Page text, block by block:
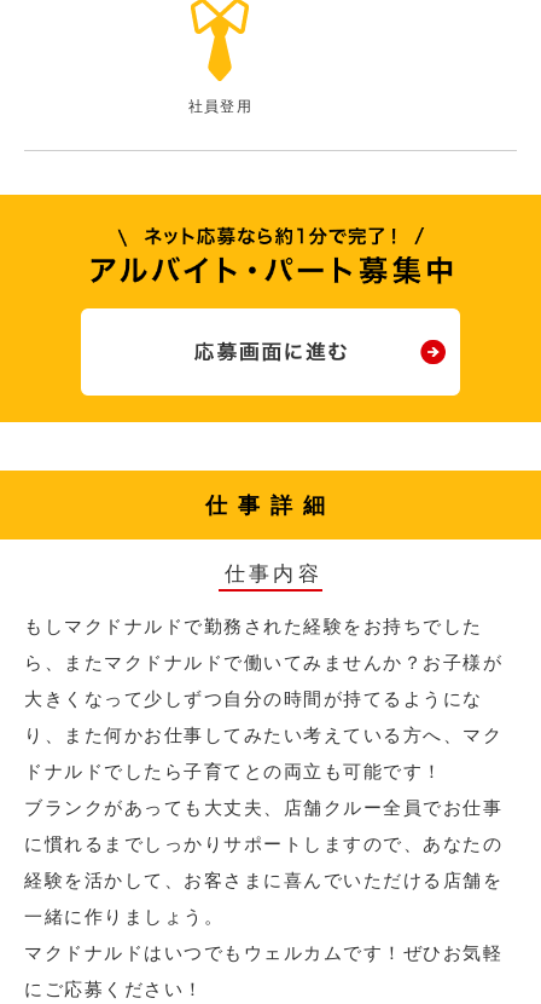
社員登用
仕事詳細
仕事内容
もしマクドナルドで勤務された経験をお持ちでした
ら、またマクドナルドで働いてみませんか？お子様が
大きくなって少しずつ自分の時間が持てるようにな
り、また何かお仕事してみたい考えている方へ、マク
ドナルドでしたら子育てとの両立も可能です！
ブランクがあっても大丈夫、店舗クルー全員でお仕事
に慣れるまでしっかりサポートしますので、あなたの
経験を活かして、お客さまに喜んでいただける店舗を
一緒に作りましょう。
マクドナルドはいつでもウェルカムです！ぜひお気軽
にご応募ください！